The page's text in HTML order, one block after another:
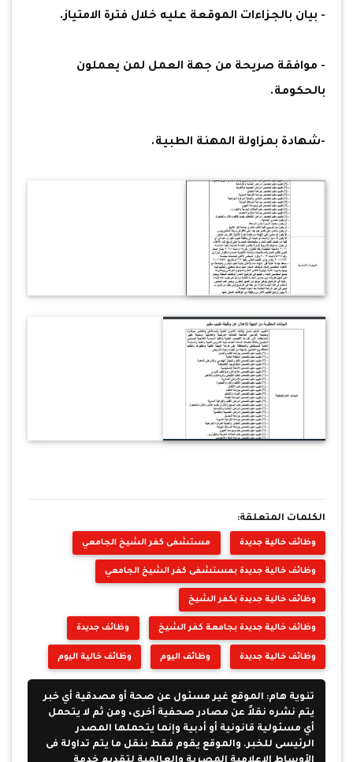
- بيان بالجزاءات الموقعة عليه خلال فترة الامتياز.
- موافقة صريحة من جهة العمل لمن يعملون
بالحكومة.
-شهادة بمزاولة المهنة الطبية.
الكلمات المتعلقة:
وظائف خالية جديدة مستشفى كفر الشيخ الجامعي
وظائف خالية جديدة بمستشفى كفر الشيخ الجامعي
وظائف خالية جديدة بكفر الشيخ
وظائف خالية جديدة بجامعة كفر الشيخ وظائف جديدة
وظائف خالية جديدة وظائف اليوم وظائف خالية اليوم
تنوية هام: الموقع غير مسئول عن صحة أو مصدقية أي خبر
يتم نشره نقلاً عن مصادر صحفية أخرى، ومن ثم لا يتحمل
أي مسئولية قانونية أو أدبية وإنما يتحملها المصدر
الرئيسى للخبر. والموقع يقوم فقط بنقل ما يتم تداولة فى